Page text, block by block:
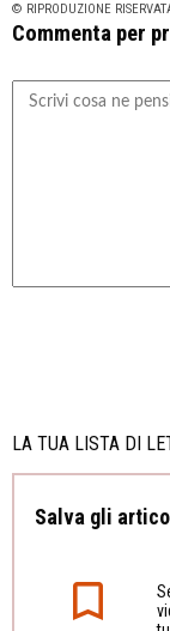
© RIPRODUZIONE
Commenta per
LA TUA LISTA DI
Salva gli